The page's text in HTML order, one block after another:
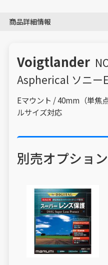
商品詳細情報
Voigtlander
Aspherical ソニー
Eマウント / 40mm（単焦
ルサイズ対応
別売オプション